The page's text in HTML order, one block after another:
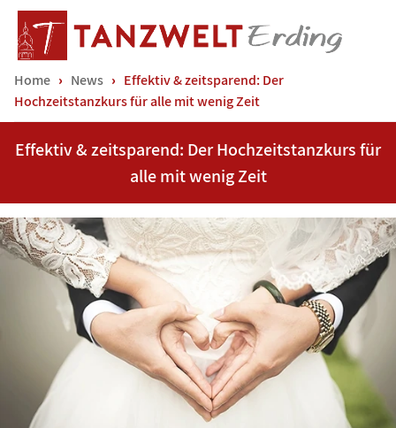
Home News
Effektiv & zeitsparend: Der
Hochzeitstanzkurs für alle mit wenig Zeit
Effektiv & zeitsparend: Der Hochzeitstanzkurs für
alle mit wenig Zeit